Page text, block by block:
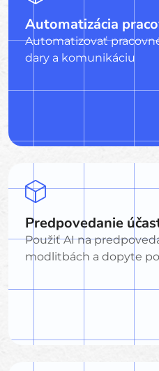
Automatizácia
Automatizovať
dary a komunikáciu
Predpovedanie
Použiť AI na
modlitbách a dopyte